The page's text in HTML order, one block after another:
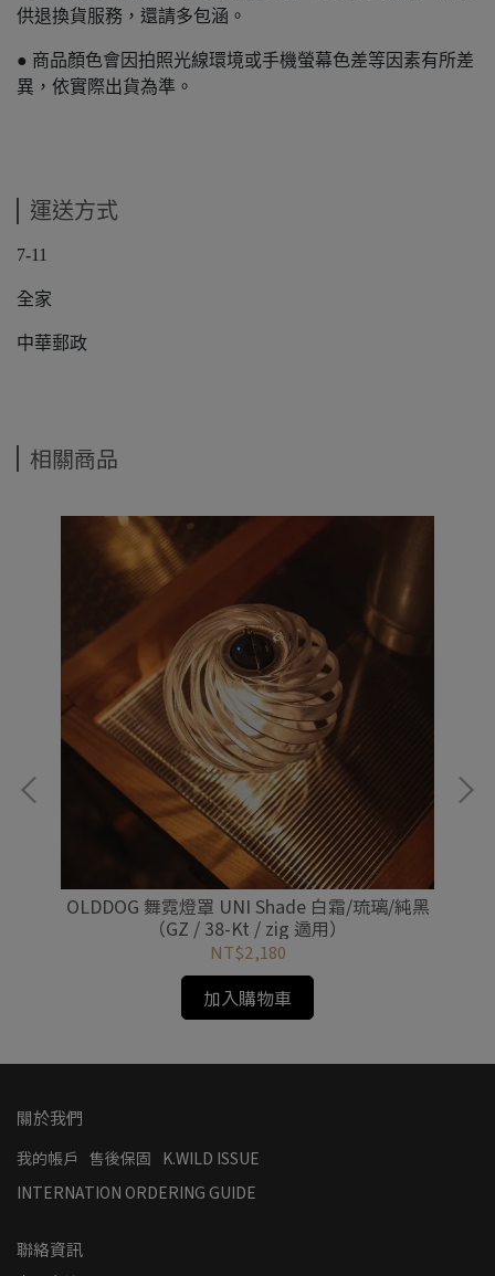
供退換貨服務，還請多包涵。
● 商品顏色會因拍照光線環境或手機螢幕色差等因素有所差
異，依實際出貨為準。
運送方式
7-11
全家
中華郵政
相關商品
OLDDOG 舞霓燈罩 UNI Shade 白霜/琉璃/純黑
（GZ / 38-Kt / zig 適用）
NT$2,180
加入購物車
關於我們
我的帳戶 售後保固 K.WILD ISSUE
INTERNATION ORDERING GUIDE
聯絡資訊